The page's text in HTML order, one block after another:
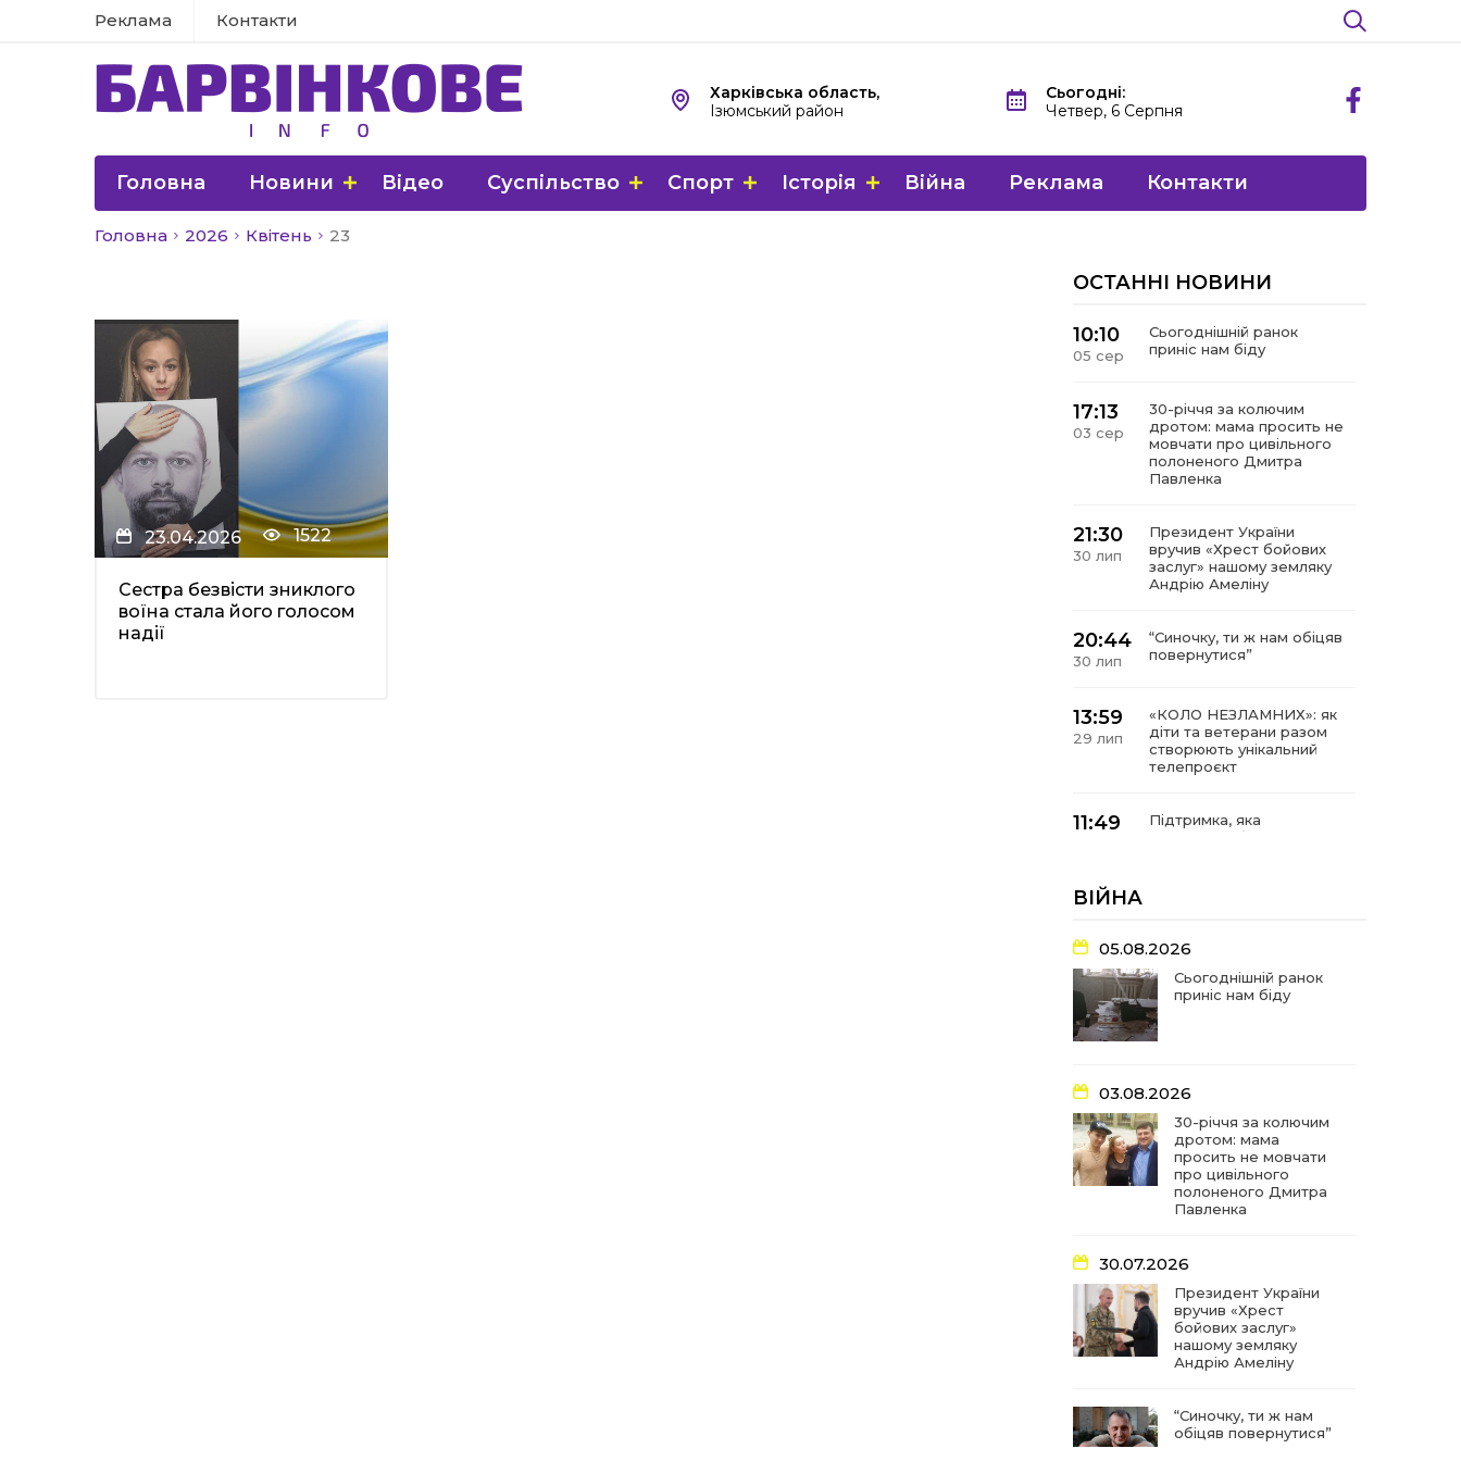
Реклама Контакти
Харківська область,
Ізюмський район
Сьогодні:
Четвер, 6 Серпня
Головна Новини Відео Суспільство Спорт Історія Війна Реклама Контакти
Головна 2026 Квітень 23
23.04.2026 1522
Сестра безвісти зниклого
воїна стала його голосом
надії
ОСТАННІ НОВИНИ
10:10
05 сер
Сьогоднішній ранок
приніс нам біду
17:13
03 сер
30-річчя за колючим
дротом: мама просить не
мовчати про цивільного
полоненого Дмитра
Павленка
21:30
30 лип
Президент України
вручив «Хрест бойових
заслуг» нашому земляку
Андрію Амеліну
20:44
30 лип
“Синочку, ти ж нам обіцяв
повернутися”
13:59
29 лип
«КОЛО НЕЗЛАМНИХ»: як
діти та ветерани разом
створюють унікальний
телепроєкт
11:49
Підтримка, яка
допомагає бути на
21:04
історії Героїв
Барвінківщини стали
частиною літопису війни
17:18
У Барвінківській громаді
16:29
22 лип
Медики Барвінківської
громади вдосконалюють
професійні навички
У Пригожому з дітьми та
фонду
07:17
21 лип
“Мені й досі сниться син”:
чотири роки світлої
пам`яті Олександра
Шинкаря
11:06
20 лип
За дві доби — серія
ворожих ударів по
Барвінківській громаді
ВІЙНА
05.08.2026
Сьогоднішній ранок
приніс нам біду
03.08.2026
30-річчя за колючим
дротом: мама
просить не мовчати
про цивільного
полоненого Дмитра
Павленка
30.07.2026
Президент України
вручив «Хрест
бойових заслуг»
нашому земляку
Андрію Амеліну
“Синочку, ти ж нам
обіцяв повернутися”